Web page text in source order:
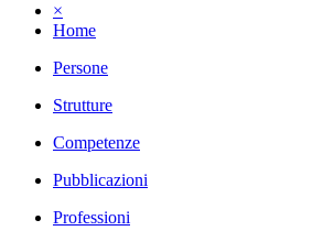
×
Home
Persone
Strutture
Competenze
Pubblicazioni
Professioni